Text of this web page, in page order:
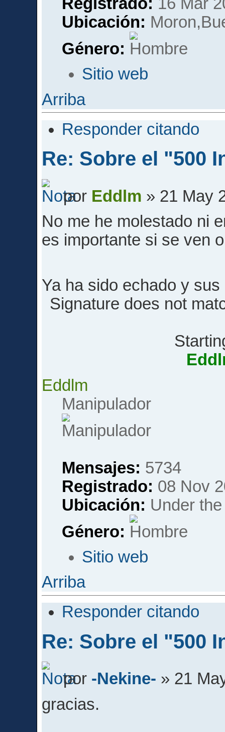
Ubicación:
Género:
Sitio web
Arriba
Responder citando
Re: Sobre el "500
por Eddlm » 21 May
No me he molestado ni
es importante si se ven
Ya ha sido echado y
Signature does not
Eddlm
Manipulador
Mensajes: 5734
Registrado: 08 Nov
Ubicación: Under
Género:
Sitio web
Arriba
Responder citando
Re: Sobre el "500
por -Nekine- » 21
gracias.